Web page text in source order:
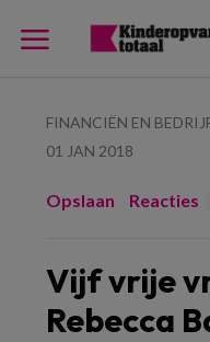
FINANCIËN EN
01 JAN 2018
Opslaan Reacties
Vijf vrije
Rebecca